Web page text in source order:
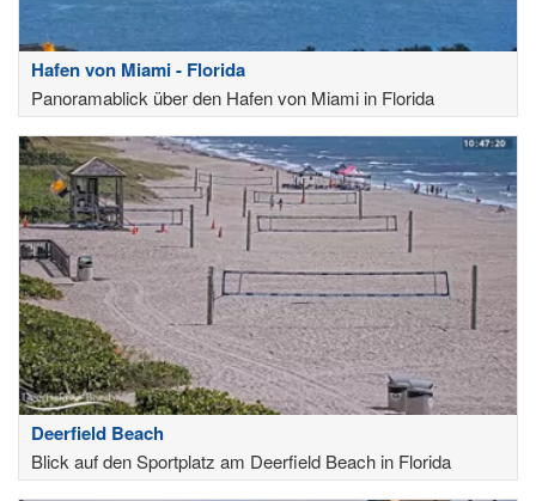
Hafen von Miami - Florida
Panoramablick über den Hafen von Miami in Florida
Deerfield Beach
Blick auf den Sportplatz am Deerfield Beach in Florida